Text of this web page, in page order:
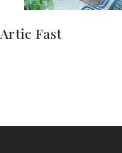
Artic Fast